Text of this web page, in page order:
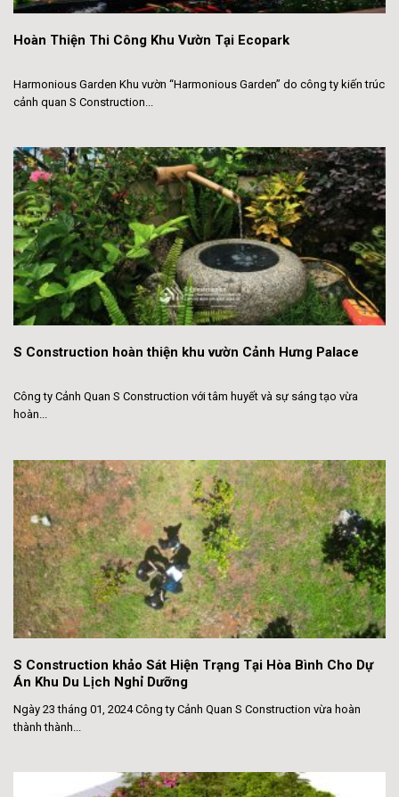
Hoàn Thiện Thi Công Khu Vườn Tại Ecopark
Harmonious Garden Khu vườn “Harmonious Garden” do công ty kiến trúc
cảnh quan S Construction...
S Construction hoàn thiện khu vườn Cảnh Hưng Palace
Công ty Cảnh Quan S Construction với tâm huyết và sự sáng tạo vừa
hoàn...
S Construction khảo Sát Hiện Trạng Tại Hòa Bình Cho Dự
Án Khu Du Lịch Nghỉ Dưỡng
Ngày 23 tháng 01, 2024 Công ty Cảnh Quan S Construction vừa hoàn
thành thành...